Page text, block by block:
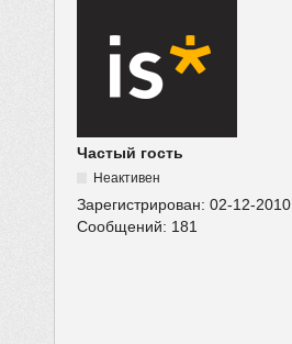
Частый гость
Неактивен
Зарегистрирован:02-12-2010
Сообщений: 181